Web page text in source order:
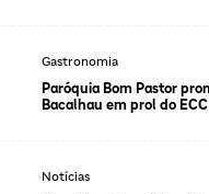
Gastronomia
Paróquia Bom Pastor
Bacalhau em prol do ECC
Notícias